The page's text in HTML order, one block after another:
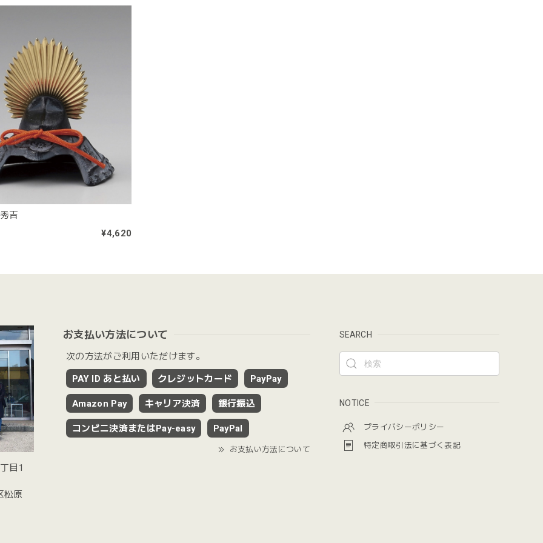
吉
¥4,620
目1
松原
お支払い方法について
次の方法がご利用いただけます。
PAY ID あと払い クレジットカード PayPay
Amazon Pay キャリア決済 銀行振込
コンビニ決済またはPay-easy PayPal
お支払い方法について
SEARCH
NOTICE
プライバシーポリシー
特定商取引法に基づく表記